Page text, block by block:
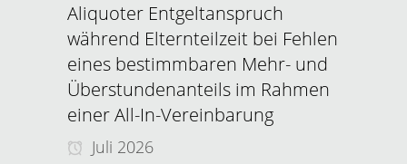
Aliquoter Entgeltanspruch
während Elternteilzeit bei Fehlen
eines bestimmbaren Mehr- und
Überstundenanteils im Rahmen
einer All-In-Vereinbarung
Juli 2026